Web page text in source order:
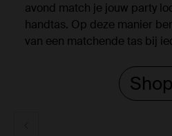
avond match je jouw party
handtas. Op deze manier
van een matchende tas bij